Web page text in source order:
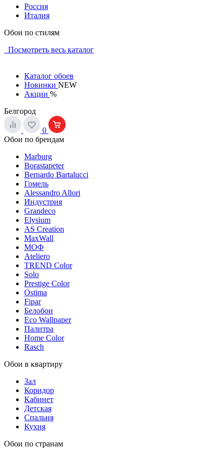
Россия
Италия
Обои по стилям
Посмотреть весь каталог
Каталог обоев
Новинки NEW
Акции %
Белгород
0
Обои по брендам
Marburg
Borastapeter
Bernardo Bartalucci
Гомель
Alessandro Allori
Индустрия
Grandeco
Elysium
AS Creation
MaxWall
МОФ
Ateliero
TREND Color
Solo
Prestige Color
Ostima
Fipar
Белобои
Eco Wallpaper
Палитра
Home Color
Rasch
Обои в квартиру
Зал
Коридор
Кабинет
Детская
Спальня
Кухня
Обои по странам